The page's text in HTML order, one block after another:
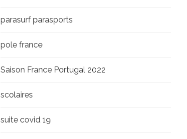
parasurf parasports
pole france
Saison France Portugal 2022
scolaires
suite covid 19